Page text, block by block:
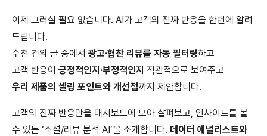
이제 그러실 필요 없습니다. AI가 고객의 진짜 반응을 한번에 알려
드립니다.
수천 건의 글 중에서 광고·협찬 리뷰를 자동 필터링하고
고객 반응이 긍정적인지·부정적인지 직관적으로 보여주고
우리 제품의 셀링 포인트와 개선점까지 제안합니다.
고객의 진짜 반응만을 대시보드에 모아 살펴보고, 인사이트를 볼
수 있는 ‘소셜/리뷰 분석 AI’을 소개합니다. 데이터 애널리스트와